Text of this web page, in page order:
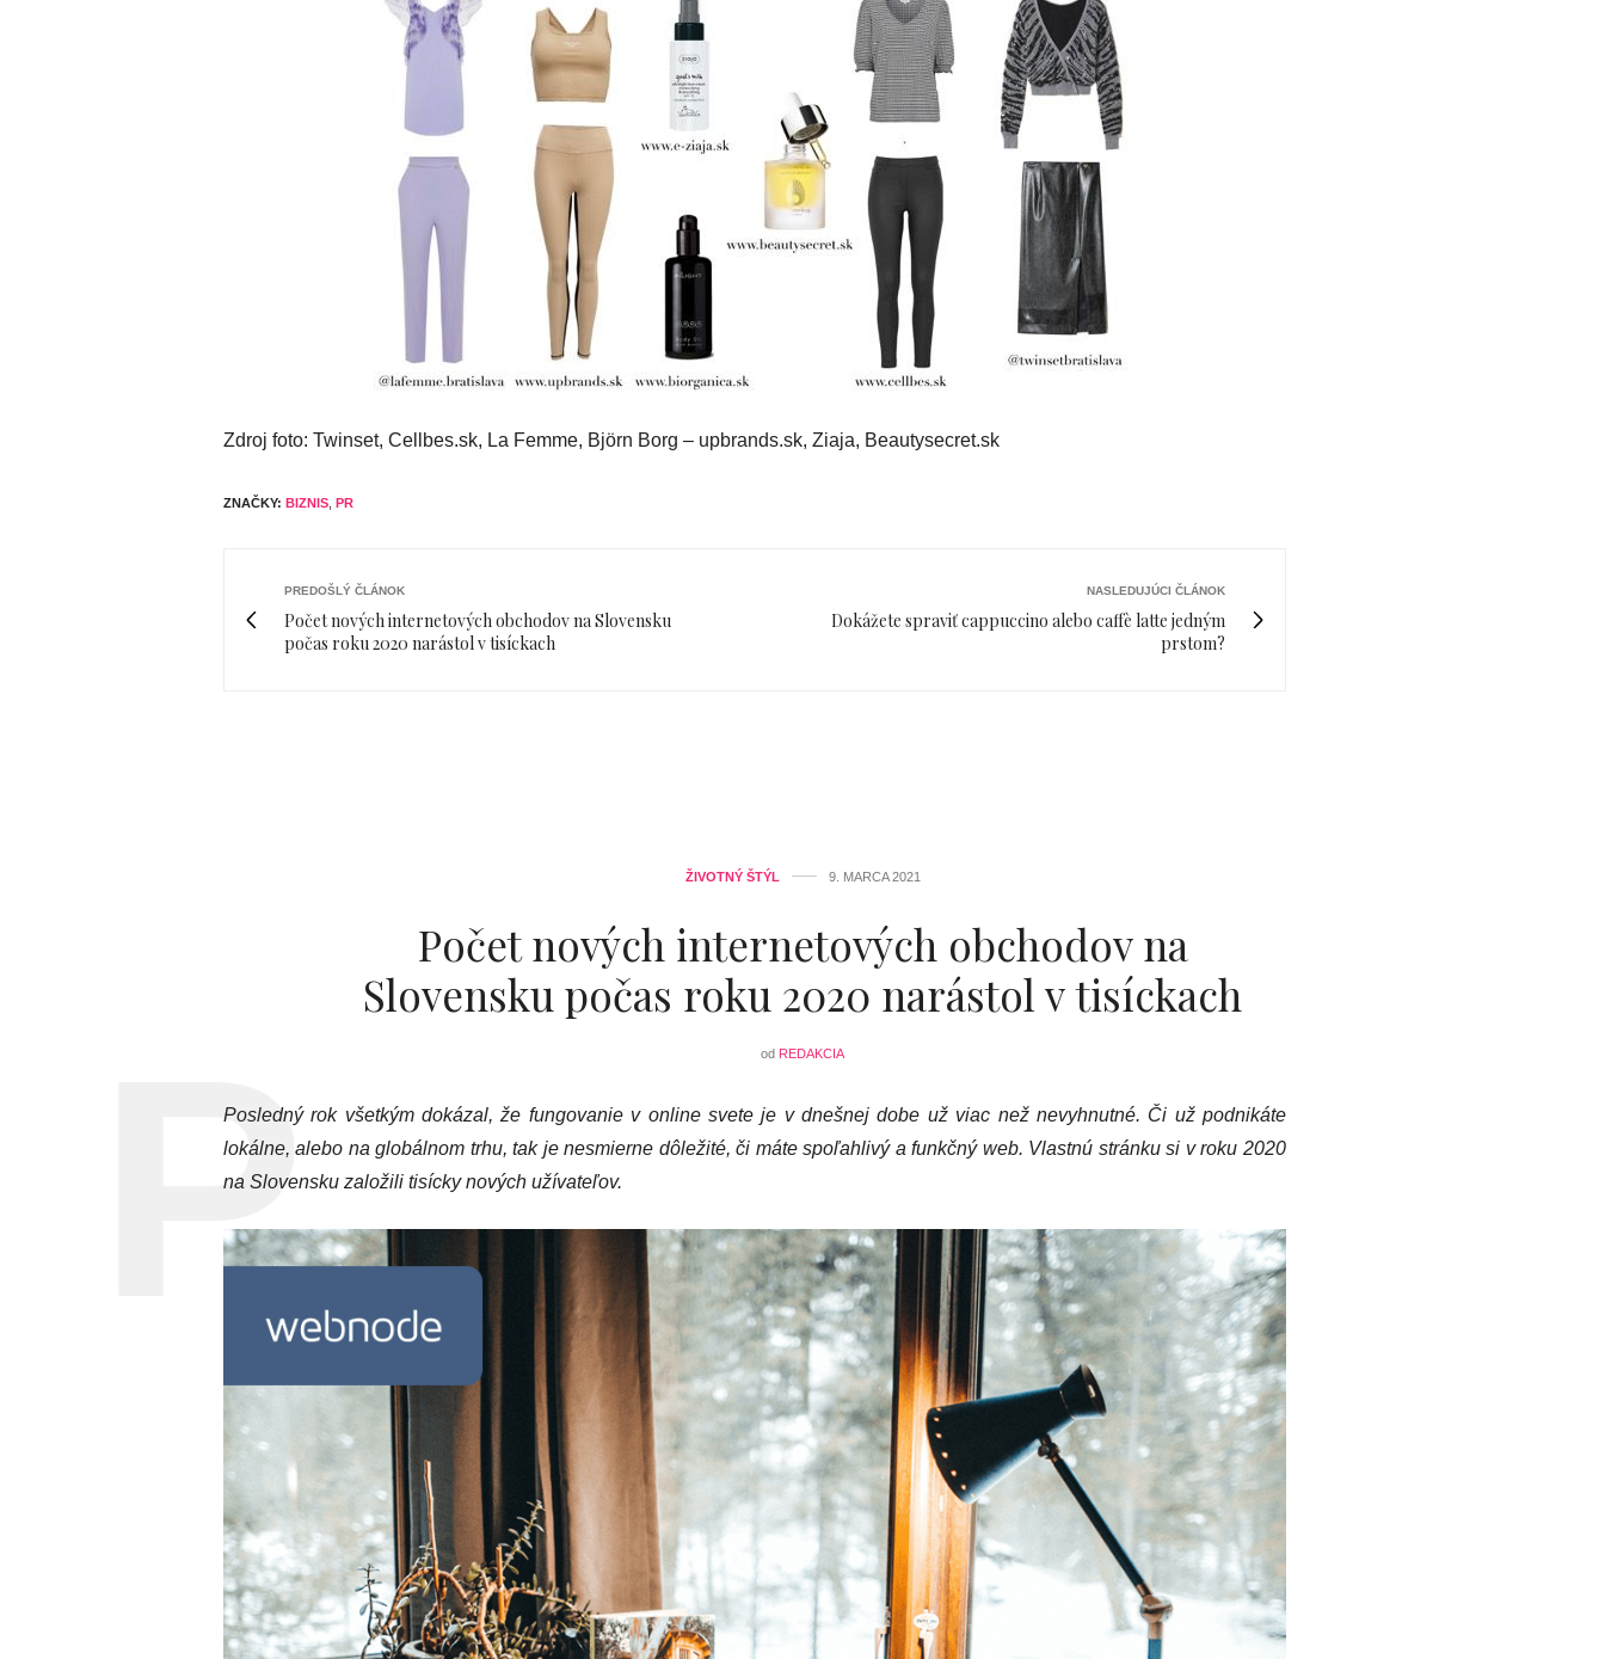
Zdroj foto: Twinset, Cellbes.sk, La Femme, Björn Borg – upbrands.sk, Ziaja, Beautysecret.sk
ZNAČKY: BIZNIS PR
PREDOŠLÝ ČLÁNOK
Počet nových internetových obchodov na Slovensku
počas roku 2020 narástol v tisíckach
NASLEDUJÚCI ČLÁNOK
Dokážete spraviť cappuccino alebo caffè latte jedným
prstom?
ŽIVOTNÝ ŠTÝL 9. MARCA 2021
Počet nových internetových obchodov na
Slovensku počas roku 2020 narástol v tisíckach
od REDAKCIA
Posledný rok všetkým dokázal, že fungovanie v online svete je v dnešnej dobe už viac než nevyhnutné. Či už podnikáte
lokálne, alebo na globálnom trhu, tak je nesmierne dôležité, či máte spoľahlivý a funkčný web. Vlastnú stránku si v roku 2020
na Slovensku založili tisícky nových užívateľov.